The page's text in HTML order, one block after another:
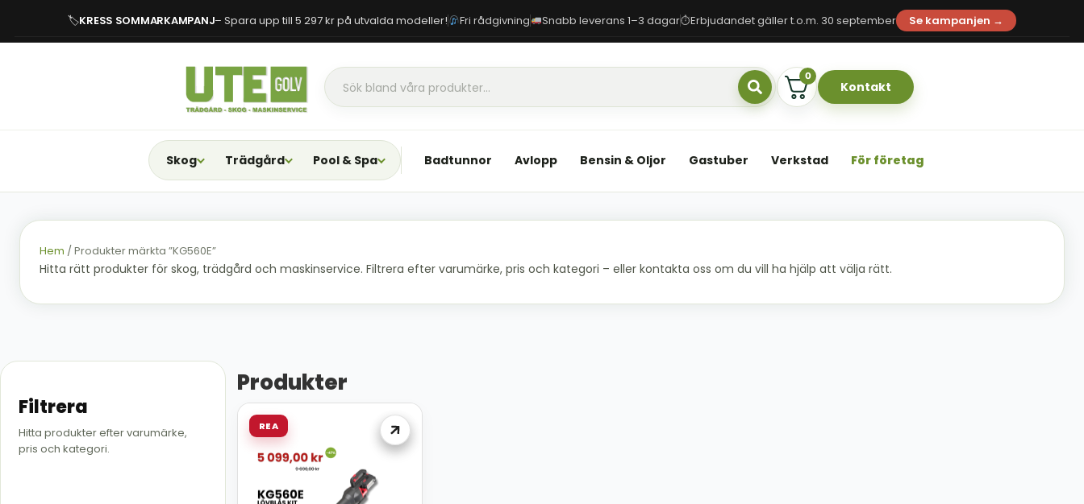
🏷KRESS SOMMARKAMPANJ– Spara upp till 5 297 kr på utvalda modeller! Fri rådgivning Snabb leverans 1–3 dagar⏱Erbjudandet gäller t.o.m. 30 september Se kampanjen →
0
Kontakt
Skog Trädgård Pool & Spa Badtunnor Avlopp Bensin & Oljor Gastuber Verkstad För företag
Hem / Produkter märkta ”KG560E”
Hitta rätt produkter för skog, trädgård och maskinservice. Filtrera efter varumärke, pris och kategori – eller kontakta oss om du vill ha hjälp att välja rätt.
Filtrera
Hitta produkter efter varumärke,
pris och kategori.
Produkter
REA